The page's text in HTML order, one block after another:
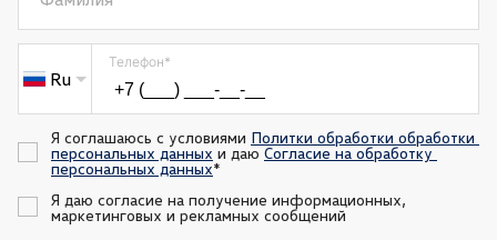
Ru
Телефон*
Я соглашаюсь с условиями Политки обработки обработки
персональных данных и даю Согласие на обработку
персональных данных*
Я даю согласие на получение информационных,
маркетинговых и рекламных сообщений